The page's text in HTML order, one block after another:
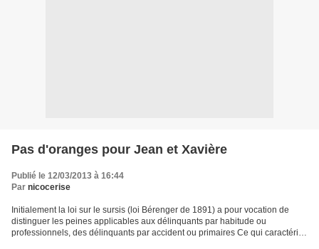
Pas d'oranges pour Jean et Xavière
Publié le 12/03/2013 à 16:44
Par nicocerise
Initialement la loi sur le sursis (loi Bérenger de 1891) a pour vocation de
distinguer les peines applicables aux délinquants par habitude ou
professionnels, des délinquants par accident ou primaires Ce qui caractérise